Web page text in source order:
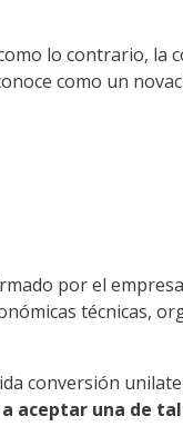
lo contrario, la
como un
por el
técnicas,
conversión
aceptar una de